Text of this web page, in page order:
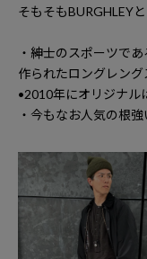
そもそもBURGHLEYと
・紳士のスポーツで
作られたロングレング
•2010年にオリジナル
・今もなお人気の根強